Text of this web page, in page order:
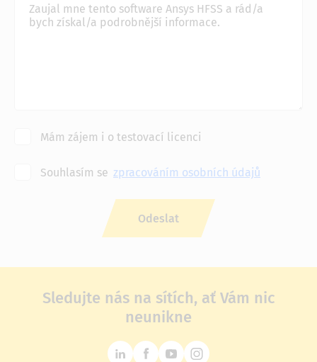
Mám zájem i o testovací licenci
Souhlasím se zpracováním osobních údajů
Sledujte nás na sítích, ať Vám nic
neunikne